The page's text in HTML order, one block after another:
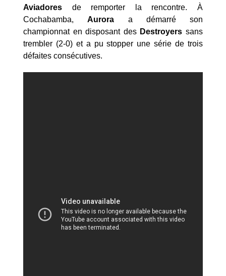
Aviadores de remporter la rencontre. À
Cochabamba,Aurora a démarré son
championnat en disposant des Destroyers sans
trembler (2-0) et a pu stopper une série de trois
défaites consécutives.